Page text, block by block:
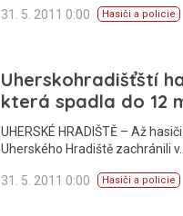
31. 5. 2011 0:00 Hasiči a policie
Uherskohradišťští
která spadla do 12
UHERSKÉ HRADIŠTĚ – Až
Uherského Hradiště zachránili v…
31. 5. 2011 0:00 Hasiči a policie